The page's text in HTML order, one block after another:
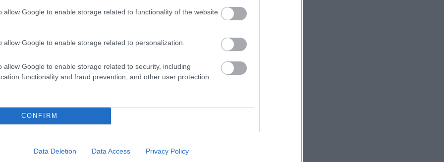
allow Google to enable storage related to functionality of the website
allow Google to enable storage related to personalization.
allow Google to enable storage related to security, including
functionality and fraud prevention, and other user protection.
CONFIRM
Data Deletion Data Access Privacy Policy
elektroenerģijas piegādi. Gudrais skaitītājs
patēriņu pa stundām, tādēļ elektroenerģijas
elektroenerģijas tarifus, bet piedāvāt
elektroenerģijas cenas, kas piesaistīta